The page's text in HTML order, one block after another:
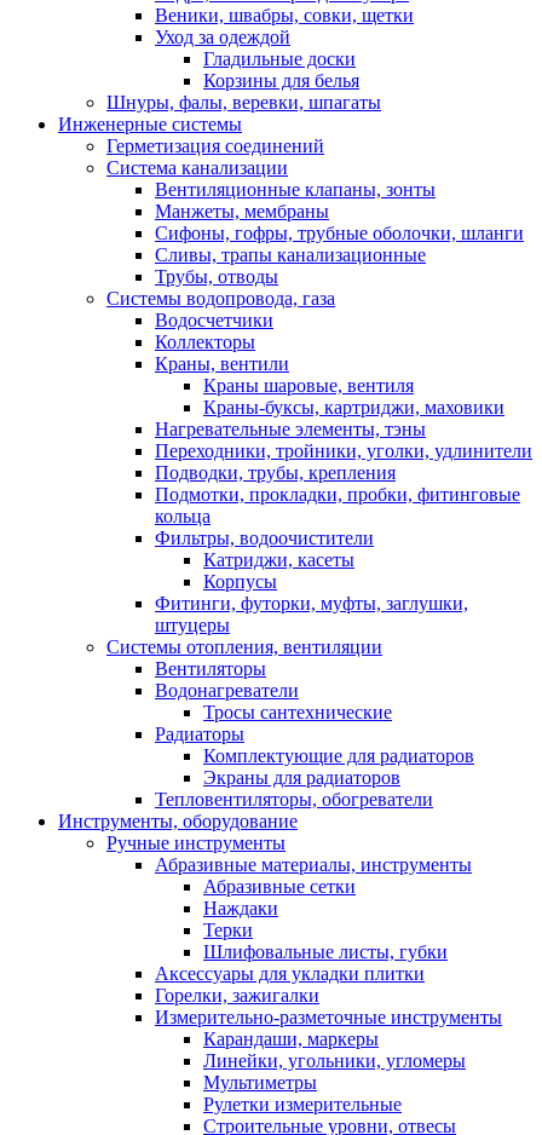
Веники, швабры, совки, щетки
Уход за одеждой
Гладильные доски
Корзины для белья
Шнуры, фалы, веревки, шпагаты
Инженерные системы
Герметизация соединений
Система канализации
Вентиляционные клапаны, зонты
Манжеты, мембраны
Сифоны, гофры, трубные оболочки, шланги
Сливы, трапы канализационные
Трубы, отводы
Системы водопровода, газа
Водосчетчики
Коллекторы
Краны, вентили
Краны шаровые, вентиля
Краны-буксы, картриджи, маховики
Нагревательные элементы, тэны
Переходники, тройники, уголки, удлинители
Подводки, трубы, крепления
Подмотки, прокладки, пробки, фитинговые
кольца
Фильтры, водоочистители
Катриджи, касеты
Корпусы
Фитинги, футорки, муфты, заглушки,
штуцеры
Системы отопления, вентиляции
Вентиляторы
Водонагреватели
Тросы сантехнические
Радиаторы
Комплектующие для радиаторов
Экраны для радиаторов
Тепловентиляторы, обогреватели
Инструменты, оборудование
Ручные инструменты
Абразивные материалы, инструменты
Абразивные сетки
Наждаки
Терки
Шлифовальные листы, губки
Аксессуары для укладки плитки
Горелки, зажигалки
Измерительно-разметочные инструменты
Карандаши, маркеры
Линейки, угольники, угломеры
Мультиметры
Рулетки измерительные
Строительные уровни, отвесы